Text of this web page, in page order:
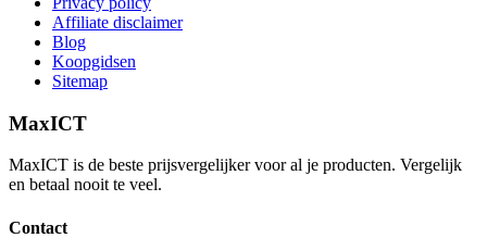
Affiliate disclaimer
Blog
Koopgidsen
Sitemap
MaxICT
MaxICT is de beste prijsvergelijker voor al je producten. Vergelijk
en betaal nooit te veel.
Contact